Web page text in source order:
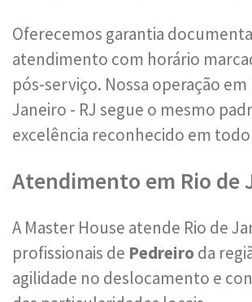
Oferecemos garantia
atendimento com horário
pós-serviço. Nossa operação em
Janeiro - RJ segue o mesmo
excelência reconhecido em todo
Atendimento em Rio de
A Master House atende Rio de
profissionais de Pedreiro da
agilidade no deslocamento e